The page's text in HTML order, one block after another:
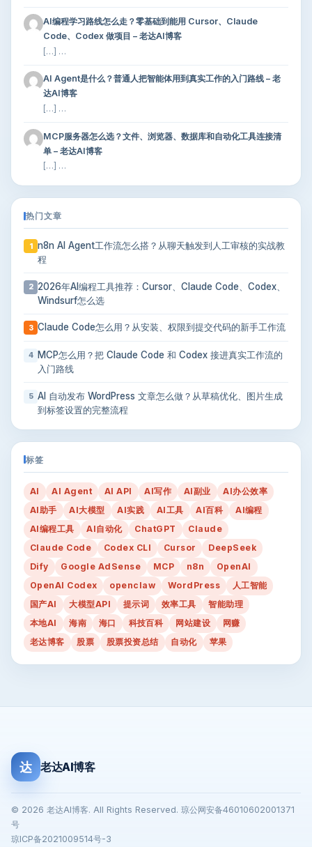
AI编程学习路线怎么走？零基础到能用 Cursor、Claude
Code、Codex 做项目 – 老达AI博客
[…] …
AI Agent是什么？普通人把智能体用到真实工作的入门路线 – 老
达AI博客
[…] …
MCP服务器怎么选？文件、浏览器、数据库和自动化工具连接清
单 – 老达AI博客
[…] …
热门文章
1 n8n AI Agent工作流怎么搭？从聊天触发到人工审核的实战教
程
2 2026年AI编程工具推荐：Cursor、Claude Code、Codex、
Windsurf怎么选
3 Claude Code怎么用？从安装、权限到提交代码的新手工作流
4
MCP怎么用？把 Claude Code 和 Codex 接进真实工作流的
入门路线
5 AI 自动发布 WordPress 文章怎么做？从草稿优化、图片生成
到标签设置的完整流程
标签
AI AI Agent AI API AI写作 AI副业
AI办公效率
AI助手
AI大模型 AI实践 AI工具 AI百科
AI编程
AI编程工具
AI自动化 ChatGPT
Claude
Claude Code
Codex CLI Cursor
DeepSeek
Dify
Google AdSense MCP n8n
OpenAI
OpenAI Codex
openclaw WordPress
人工智能
国产AI
大模型API 提示词 效率工具
智能助理
本地AI
海南 海口 科技百科 网站建设
网赚
老达博客
股票 股票投资总结 自动化 苹果
达 老达AI博客
© 2026 老达AI博客. All Rights Reserved. 琼公网安备46010602001371
号
琼ICP备2021009514号-3